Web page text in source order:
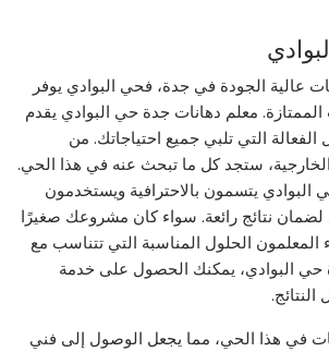
عالية الجودة في جدة، فحي البوادي يوفر
الممتازة. معلم دهانات جدة حي البوادي يقدم
التي تلبي جميع احتياجاتك. من
الخارجية، ستجد كل ما تبحث عنه في هذا الحي.
يتسمون بالاحترافية ويستخدمون
لضمان نتائج رائعة. سواء كان مشروعك صغيرًا
المعلمون الحلول المناسبة التي تتناسب مع
حي البوادي، يمكنك الحصول على خدمة
في هذا الحي، مما يجعل الوصول إلى فني